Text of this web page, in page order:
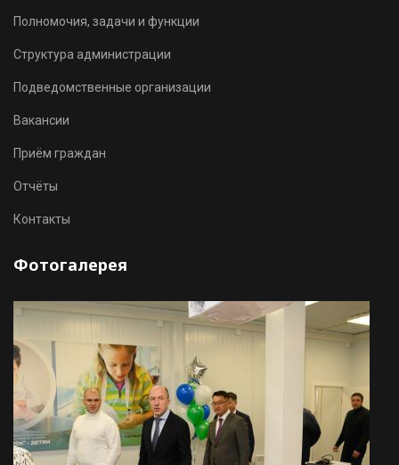
Полномочия, задачи и функции
Структура администрации
Подведомственные организации
Вакансии
Приём граждан
Отчёты
Контакты
Фотогалерея